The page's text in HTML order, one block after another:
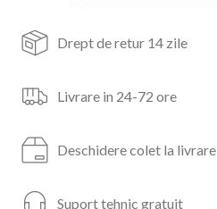
Drept de retur 14 zile
Livrare in 24-72 ore
Deschidere colet la livrare
Suport tehnic gratuit